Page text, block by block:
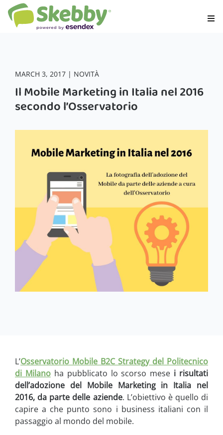
MARCH 3, 2017 | NOVITÀ
Il Mobile Marketing in Italia nel 2016
secondo l’Osservatorio
L’Osservatorio Mobile B2C Strategy del Politecnico
di Milanoha pubblicato lo scorso mese i risultati
dell’adozione del Mobile Marketing in Italia nel
2016, da parte delle aziende. L’obiettivo è quello di
capire a che punto sono i business italiani con il
passaggio al mondo del mobile.